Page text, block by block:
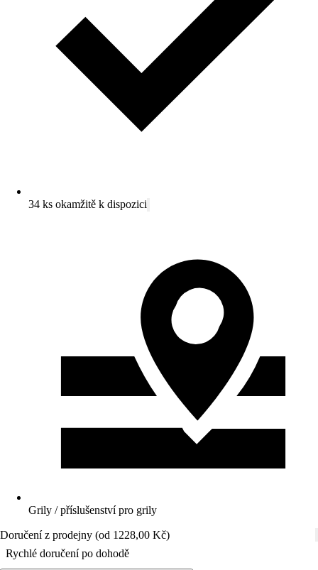
34 ks okamžitě k dispozici
Grily / příslušenství pro grily
Doručení z prodejny (od 1228,00 Kč)
Rychlé doručení po dohodě